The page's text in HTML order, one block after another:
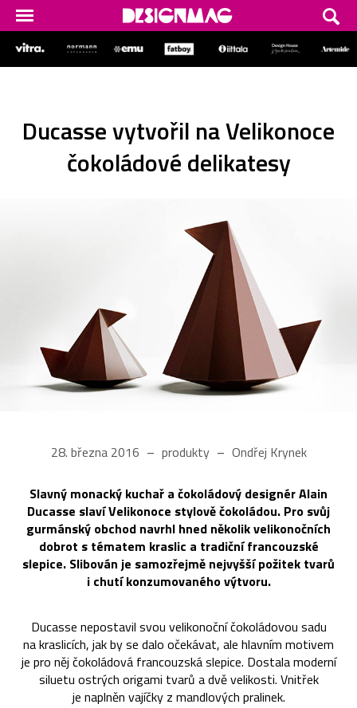
Ducasse vytvořil na Velikonoce
čokoládové delikatesy
28. března 2016 produkty Ondřej Krynek
Slavný monacký kuchař a čokoládový designér Alain
Ducasse slaví Velikonoce stylově čokoládou. Pro svůj
gurmánský obchod navrhl hned několik velikonočních
dobrot s tématem kraslic a tradiční francouzské
slepice. Slibován je samozřejmě nejvyšší požitek tvarů
i chutí konzumovaného výtvoru.
Ducasse nepostavil svou velikonoční čokoládovou sadu
na kraslicích, jak by se dalo očekávat, ale hlavním motivem
je pro něj čokoládová francouzská slepice. Dostala moderní
siluetu ostrých origami tvarů a dvě velikosti. Vnitřek
je naplněn vajíčky z mandlových pralinek.